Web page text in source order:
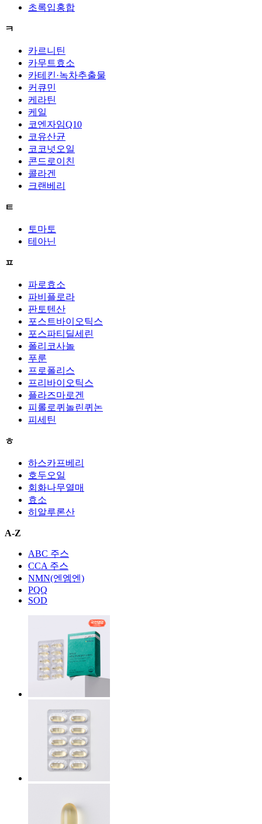
초록입홍합
ㅋ
카르니틴
카무트효소
카테킨·녹차추출물
커큐민
케라틴
케일
코엔자임Q10
코유산균
코코넛오일
콘드로이친
콜라겐
크랜베리
ㅌ
토마토
테아닌
ㅍ
파로효소
파비플로라
판토텐산
포스트바이오틱스
포스파티딜세린
폴리코사놀
푸룬
프로폴리스
프리바이오틱스
플라즈마로겐
피롤로퀴놀린퀴논
피세틴
ㅎ
하스카프베리
호두오일
회화나무열매
효소
히알루론산
A-Z
ABC 주스
CCA 주스
NMN(엔엠엔)
PQQ
SOD